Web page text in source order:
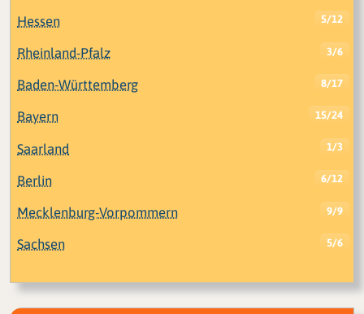
Hessen 5/12
Rheinland-Pfalz 3/6
Baden-Württemberg 8/17
Bayern 15/24
Saarland 1/3
Berlin 6/12
Mecklenburg-Vorpommern 9/9
Sachsen 5/6